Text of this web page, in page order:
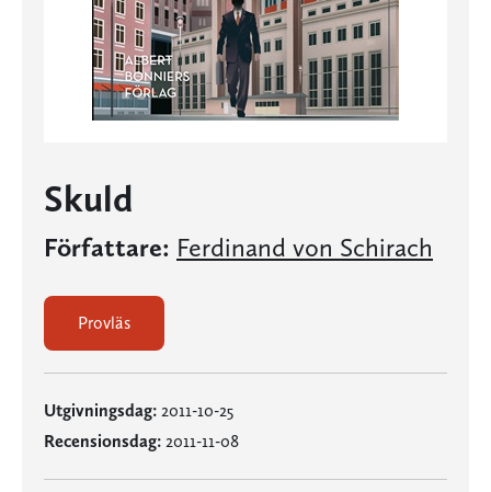
Skuld
Författare: Ferdinand von Schirach
Provläs
Utgivningsdag: 2011-10-25
Recensionsdag: 2011-11-08